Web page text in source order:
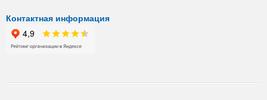
Контактная информация